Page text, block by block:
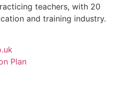
teachers, with 20
and training industry.
Plan